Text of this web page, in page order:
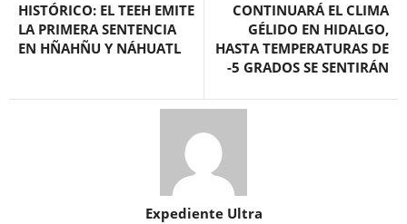
HISTÓRICO: EL TEEH EMITE
LA PRIMERA SENTENCIA
EN HÑAHÑU Y NÁHUATL
CONTINUARÁ EL CLIMA
GÉLIDO EN HIDALGO,
HASTA TEMPERATURAS DE
-5 GRADOS SE SENTIRÁN
Expediente Ultra